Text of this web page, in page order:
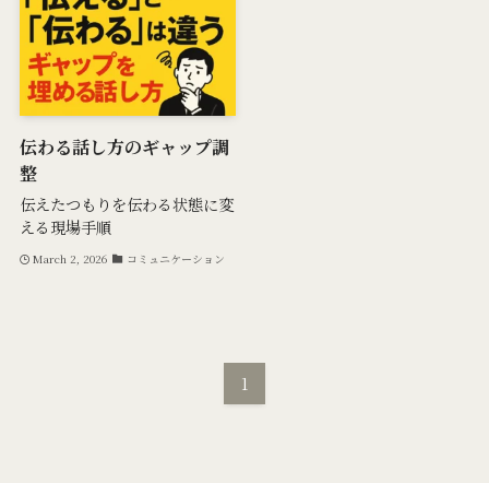
伝わる話し方のギャップ調
整
伝えたつもりを伝わる状態に変
える現場手順
March 2, 2026 コミュニケーション
1